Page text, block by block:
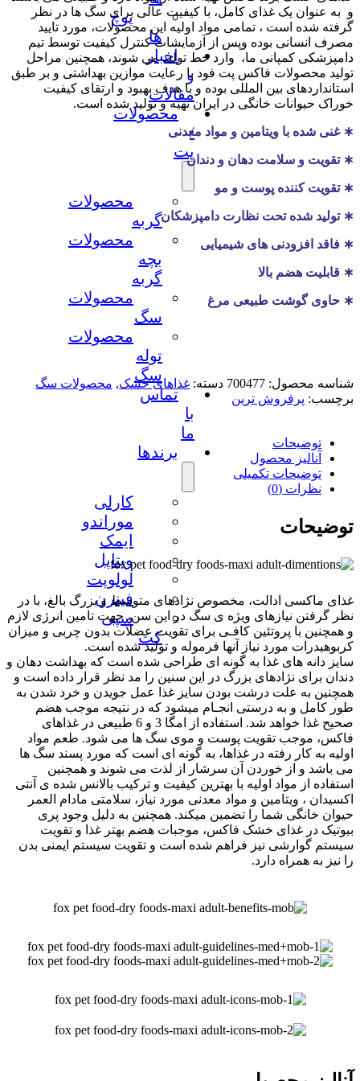
پوچ
ها
اخبار
و
مقالات
محصولات
/
پت
محصولات
گربه
محصولات
بچه
گربه
محصولات
سگ
محصولات
توله
سگ
تماس
با
ما
برندها
کارلی
موراندو
ایمک
ویتاپل
لولوپت
فینرن
سپی
کت
و به عنوان یک غذای کامل، با کیفیت عالی برای سگ ها در نظر
گرفته شده است ، تمامی مواد اولیه این محصولات، مورد تایید
مصرف انسانی بوده وپس از آزمایشات کنترل کیفیت توسط تیم
دامپزشکی کمپانی ما، وارد خط تولید می شوند، همچنین مراحل
تولید محصولات فاکس پت فود با رعایت موازین بهداشتی و بر طبق
استانداردهای بین المللی بوده و با هدف بهبود و ارتقای کیفیت
خوراک حیوانات خانگی در ایران تهیه و تولید شده است.
∗ غنی شده با ویتامین و مواد معدنی
∗ تقویت و سلامت دهان و دندان
∗ تقویت کننده پوست و مو
∗ تولید شده تحت نظارت دامپزشکان
∗ فاقد افزودنی های شیمیایی
∗ قابلیت هضم بالا
∗ حاوی گوشت طبیعی مرغ
شناسه محصول: 700477 دسته: غذاهای خشک, محصولات سگ
برچسب: پرفروش ترین
توضیحات
آنالیز محصول
توضیحات تکمیلی
نظرات (0)
توضیحات
غذای ماکسی ادالت، مخصوص نژادهای متوسط و بزرگ بالغ، با در
نظر گرفتن نیازهای ویژه ی سگ در این سن، جهت تامین انرژی لازم
و همچنین با پروتئین کافـی برای تقویت عضلات بدون چربی و میزان
کربوهیدرات مورد نیاز آنها فرموله و تولید شده است.
سایز دانه های غذا به گونه ای طراحی شده است که بهداشت دهان و
دندان برای نژادهای بزرگ در این سنین را مد نظر قرار داده است و
همچنین به علت درشت بودن سایز غذا عمل جویدن و خرد شدن به
طور کامل و به درستی انجـام میشود که در نتیجه موجب هضم
صحیح غذا خواهد شد. استفاده از امگا 3 و 6 طبیعی در غذاهای
فاکس، موجب تقویت پوست و موی سگ ها می شود. طعم مواد
اولیه به کار رفته در غذاها، به گونه ای است که مورد پسند سگ ها
می باشد و از خوردن آن سرشار از لذت می شوند و همچنین
استفاده از مواد اولیه با بهترین کیفیت و ترکیب بالانس شده ی آنتی
اکسیدان ، ویتامین و مواد معدنی مورد نیاز، سلامتی مادام العمر
حیوان خانگی شما را تضمین میکند. همچنین به دلیل وجود پری
بیوتیک در غذای خشک فاکس، موجبات هضم بهتر غذا و تقویت
سیستم گوارشی نیز فراهم شده است و تقویت سیستم ایمنی بدن
را نیز به همراه دارد.